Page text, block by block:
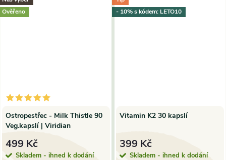
Ověřeno
Ostropestřec - Milk Thistle 90
Veg.kapslí | Viridian
499 Kč
Skladem - ihned k dodání
- 10% s kódem: LETO10
Vitamin K2 30 kapslí
399 Kč
Skladem - ihned k dodání